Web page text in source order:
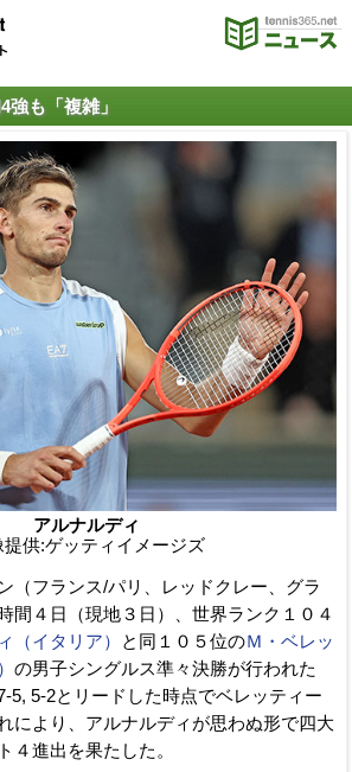
強も「複雑」
アルナルディ
提供:ゲッティイメージズ
（フランス/パリ、レッドクレー、グラ
間４日（現地３日）、世界ランク１０４
（イタリア） と同１０５位のＭ・ベレッ
の男子シングルス準々決勝が行われた
5, 5-2とリードした時点でベレッティー
により、アルナルディが思わぬ形で四大
４進出を果たした。